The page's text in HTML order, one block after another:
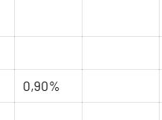
0,90%